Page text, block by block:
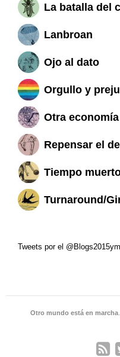
La batalla del
Lanbroan
Ojo al dato
Orgullo y
Otra
Repensar el
Tiempo
Turnaround/
Tweets por el
Otro mundo está en marcha